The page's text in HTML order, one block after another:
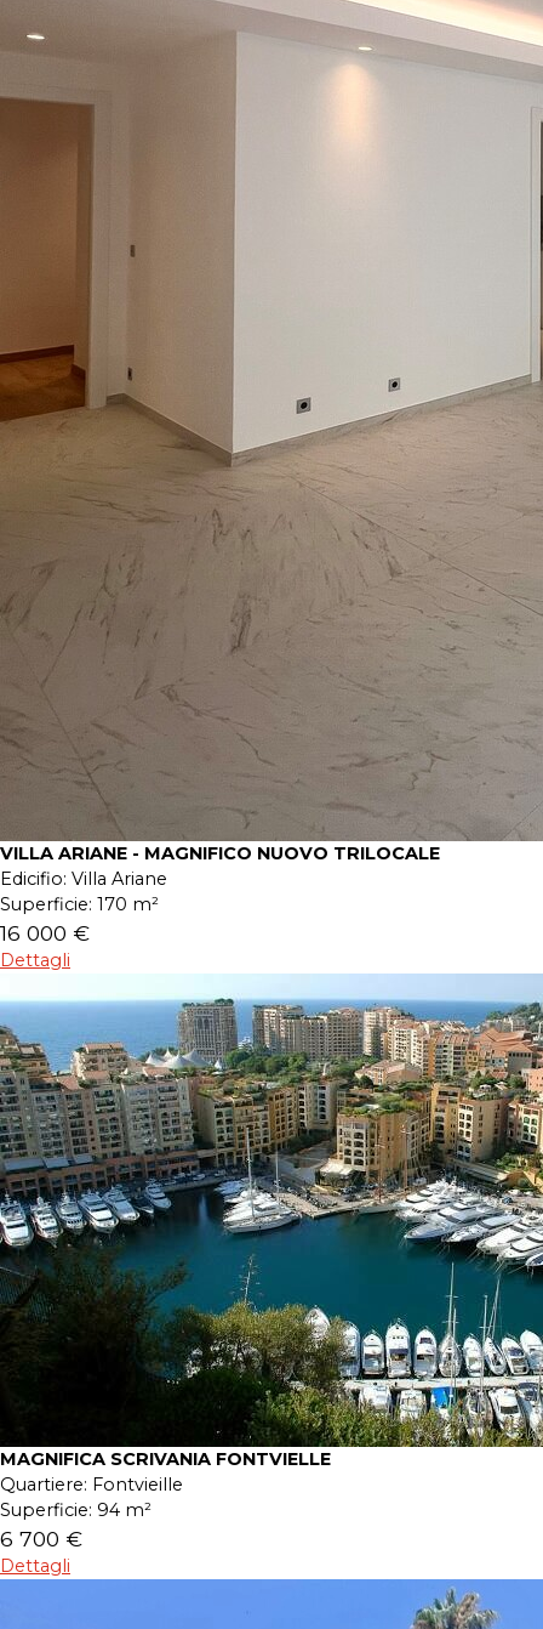
VILLA ARIANE - MAGNIFICO NUOVO TRILOCALE
Edicifio: Villa Ariane
Superficie: 170 m²
16 000 €
Dettagli
MAGNIFICA SCRIVANIA FONTVIELLE
Quartiere: Fontvieille
Superficie: 94 m²
6 700 €
Dettagli